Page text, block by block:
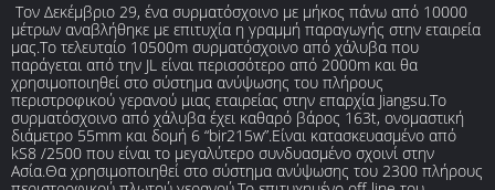
Τον Δεκέμβριο 29, ένα συρματόσχοινο με μήκος πάνω από 10000
μέτρων αναβλήθηκε με επιτυχία η γραμμή παραγωγής στην εταιρεία
μας.Το τελευταίο 10500m συρματόσχοινο από χάλυβα που
παράγεται από την JL είναι περισσότερο από 2000m και θα
χρησιμοποιηθεί στο σύστημα ανύψωσης του πλήρους
περιστροφικού γερανού μιας εταιρείας στην επαρχία Jiangsu.Το
συρματόσχοινο από χάλυβα έχει καθαρό βάρος 163t, ονομαστική
διάμετρο 55mm και δομή 6 “bir215w”.Είναι κατασκευασμένο από
kS8 /2500 που είναι το μεγαλύτερο συνδυασμένο σχοινί στην
Ασία.Θα χρησιμοποιηθεί στο σύστημα ανύψωσης του 2300 πλήρους